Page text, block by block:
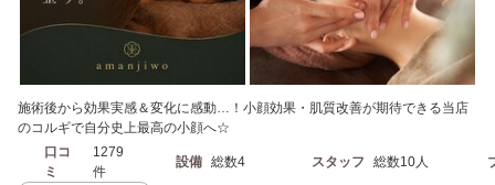
施術後から効果実感＆変化に感動…！小顔効果・肌質改善が期待できる当店
のコルギで自分史上最高の小顔へ☆
口コ
ミ
1279
件
設備 総数4 スタッフ 総数10人